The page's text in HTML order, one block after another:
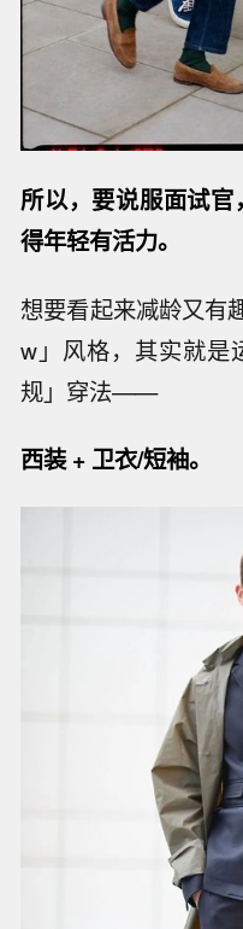
所以，要说服面试
得年轻有活力。
想要看起来减龄又有
w」风格，其实就是
规」穿法——
西装 + 卫衣/短袖。